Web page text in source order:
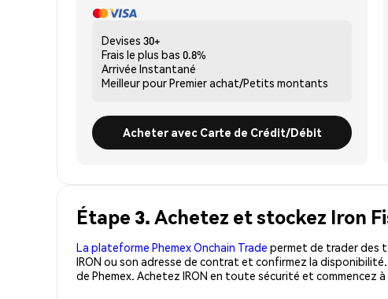
Devises 30+
Frais le plus bas 0.8%
Arrivée Instantané
Meilleur pourPremier achat/Petits montants
Acheter avec Carte de Crédit/Débit
Étape 3. Achetez et stockez Iron
La plateforme Phemex Onchain Trade permet de trader des
IRON ou son adresse de contrat et confirmez la
de Phemex. Achetez IRON en toute sécurité et commencez